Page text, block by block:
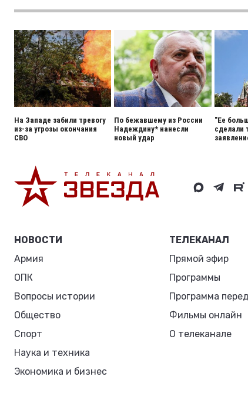
На Западе забили тревогу
из-за угрозы окончания
СВО
По бежавшему из России
Надеждину* нанесли
новый удар
"Ее
сделали
НОВОСТИ
Армия
ОПК
Вопросы истории
Общество
Спорт
Наука и техника
Экономика и бизнес
ТЕЛЕКАНАЛ
Прямой эфир
Программы
Программа
Фильмы онлайн
О телеканале